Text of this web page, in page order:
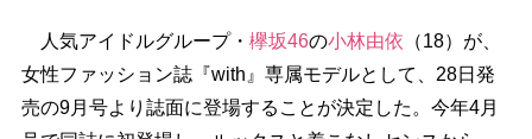
人気アイドルグループ・ 欅坂46の小林由依 （18）が、
女性ファッション誌『with』専属モデルとして、28日発
売の9月号より誌面に登場することが決定した。今年4月